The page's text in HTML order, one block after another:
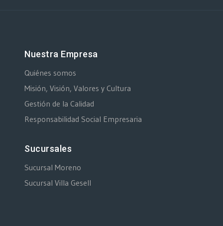
Nuestra Empresa
Quiénes somos
Misión, Visión, Valores y Cultura
Gestión de la Calidad
Responsabilidad Social Empresaria
Sucursales
Sucursal Moreno
Sucursal Villa Gesell